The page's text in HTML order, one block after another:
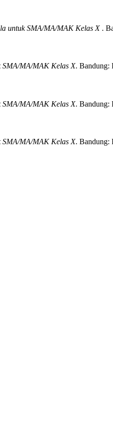
untuk SMA/MA/MAK Kelas X.
SMA/MA/MAK Kelas X. Bandung:
SMA/MA/MAK Kelas X. Bandung:
SMA/MA/MAK Kelas X. Bandung: